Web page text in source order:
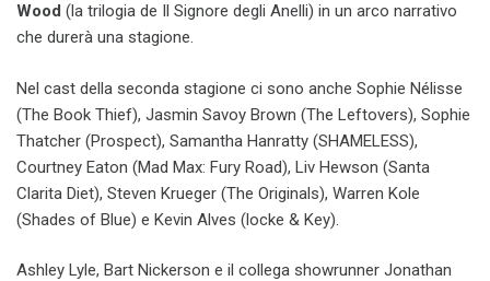
Wood (la trilogia de Il Signore degli Anelli) in un arco narrativo
che durerà una stagione.
Nel cast della seconda stagione ci sono anche Sophie Nélisse
(The Book Thief), Jasmin Savoy Brown (The Leftovers), Sophie
Thatcher (Prospect), Samantha Hanratty (SHAMELESS),
Courtney Eaton (Mad Max: Fury Road), Liv Hewson (Santa
Clarita Diet), Steven Krueger (The Originals), Warren Kole
(Shades of Blue) e Kevin Alves (locke & Key).
Ashley Lyle, Bart Nickerson e il collega showrunner Jonathan